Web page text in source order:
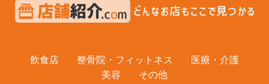
飲食店 整骨院・フィットネス
医療・介護
美容
その他